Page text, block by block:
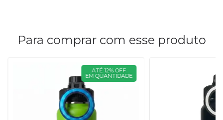
Para comprar com esse produto
ATÉ 12% OFF
EM QUANTIDADE